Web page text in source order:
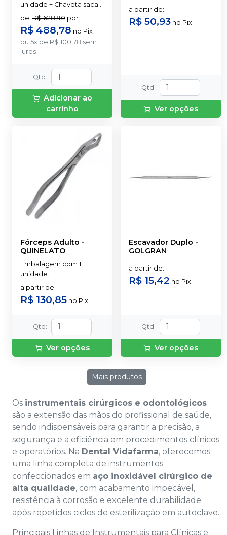
unidade + Chaveta saca
dentes.
de: R$ 628,90 por:
R$ 488,78 no Pix
ou 5x de R$ 100,78 sem
juros
Qtd :
Adicionar ao
carrinho
a partir de:
R$ 50,93 no Pix
Qtd :
Ver opções
Fórceps Adulto -
QUINELATO
Embalagem com 1
unidade.
a partir de:
R$ 130,85 no Pix
Qtd :
Ver opções
Escavador Duplo -
GOLGRAN
a partir de:
R$ 15,42 no Pix
Qtd :
Ver opções
Mais produtos
Os instrumentais cirúrgicos e odontológicos
são a extensão das mãos do profissional de saúde,
sendo indispensáveis para garantir a precisão, a
segurança e a eficiência em procedimentos clínicos
e operatórios. Na Dental Vidafarma, oferecemos
uma linha completa de instrumentos
confeccionados em aço inoxidável cirúrgico de
alta qualidade, com acabamento impecável,
resistência à corrosão e excelente durabilidade
após repetidos ciclos de esterilização em autoclave.
Principais Linhas de Instrumentais para Clínicas e